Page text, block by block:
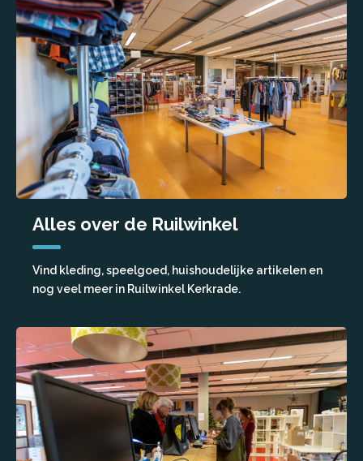
Alles over de Ruilwinkel
Vind kleding, speelgoed, huishoudelijke artikelen en
nog veel meer in Ruilwinkel Kerkrade.